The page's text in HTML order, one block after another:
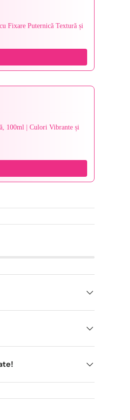
Fixare Puternică Textură și
100ml | Culori Vibrante și